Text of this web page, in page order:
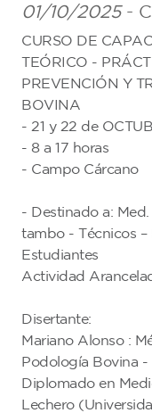
01/10/2025-
CURSO DE
TEÓRICO -
PREVENCIÓN Y
BOVINA
- 21 y 22 de
- 8 a 17 horas
- Campo Cárcano
- Destinado a:
tambo - Técnicos –
Estudiantes
Actividad
Disertante:
Mariano Alonso :
Podología Bovina -
Diplomado en
Lechero